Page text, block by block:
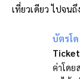
เที่ยวเดียว ไปจน
บัตรโ
ค่าโดย